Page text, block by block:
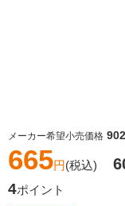
メーカー希望小売価格 902
665円(税込)
4ポイント